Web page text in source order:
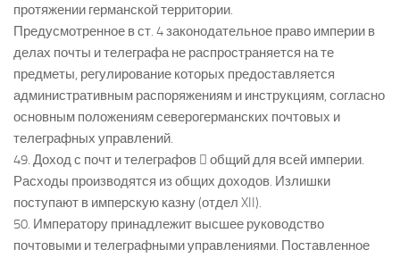
протяжении германской территории.
Предусмотренное в ст. 4 законодательное право империи в
делах почты и телеграфа не распространяется на те
предметы, регулирование которых предоставляется
административным распоряжениям и инструкциям, согласно
основным положениям северогерманских почтовых и
телеграфных управлений.
49. Доход с почт и телеграфов  общий для всей империи.
Расходы производятся из общих доходов. Излишки
поступают в имперскую казну (отдел XII).
50. Императору принадлежит высшее руководство
почтовыми и телеграфными управлениями. Поставленное